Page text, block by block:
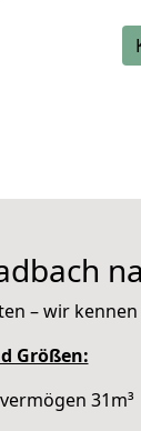
– wir
Größen:
31m³